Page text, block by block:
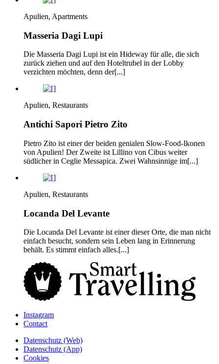
Apulien, Apartments
Masseria Dagi Lupi
Die Masseria Dagi Lupi ist ein Hideway für alle, die sich
zurück ziehen und auf den Hoteltrubel in der Lobby
verzichten möchten, denn der[...]
Apulien, Restaurants
Antichi Sapori Pietro Zito
Pietro Zito ist einer der beiden genialen Slow-Food-Ikonen
von Apulien! Der Zweite ist Lillino von Cibus weiter
südlicher in Ceglie Messapica. Zwei Wahnsinnige im[...]
Apulien, Restaurants
Locanda Del Levante
Die Locanda Del Levante ist einer dieser Orte, die man nicht
einfach besucht, sondern sein Leben lang in Erinnerung
behält. Es stimmt einfach alles.[...]
Instagram
Contact
Daten­schutz­ (Web)
Daten­schutz­ (App)
Cookies